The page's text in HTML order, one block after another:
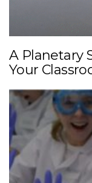
A Planetary
Your